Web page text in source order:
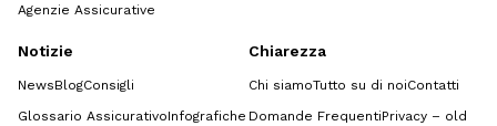
Agenzie Assicurative
Notizie
NewsBlogConsigli
Glossario AssicurativoInfografiche
Chiarezza
Chi siamoTutto su di noiContatti
Domande FrequentiPrivacy – old